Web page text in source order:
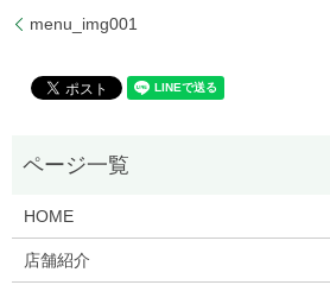
menu_img001
HOME
店舗紹介